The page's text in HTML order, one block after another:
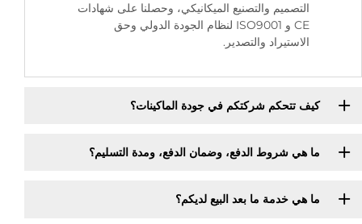
التصميم والتصنيع الميكانيكي، وحصلنا على شهادات
CE و ISO9001 لنظام الجودة الدولي وحق
الاستيراد والتصدير.
كيف تتحكم شركتكم في جودة الماكينات؟
ما هي شروط الدفع، وضمان الدفع، ومدة التسليم؟
ما هي خدمة ما بعد البيع لديكم؟